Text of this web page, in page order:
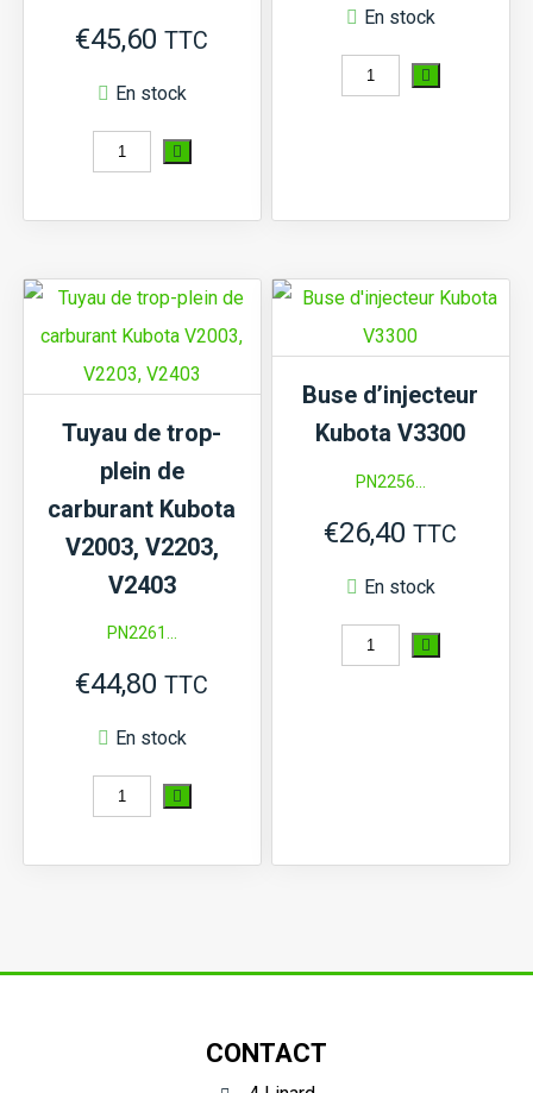
€45,60 TTC
En stock
quantité
Tuyau
Kubota
A,
B,
GT,
X,
D905...
En stock
quantité
B,
L,
Tuyau de trop-
plein de
carburant Kubota
V2003, V2203,
V2403
PN2261...
€44,80 TTC
En stock
quantité
Tuyau
plein
Buse d’injecteur
Kubota V3300
PN2256...
€26,40 TTC
En stock
quantité
CONTACT